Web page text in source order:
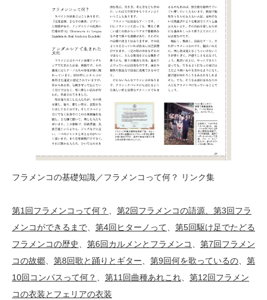
フラメンコの基礎知識／フラメンコって何？ リンク集
第1回フラメンコって何？ 、 第2回フラメンコの語源、 第3回フラ
メンコができるまで、 第4回ヒターノって、 第5回駆け足でたどる
フラメンコの歴史、 第6回カルメンとフラメンコ、 第7回フラメン
コの故郷、 第8回歌と踊りとギター、 第9回何を歌っているの、 第
10回コンパスって何？ 、 第11回曲種あれこれ、 第12回フラメン
コの衣装とフェリアの衣装